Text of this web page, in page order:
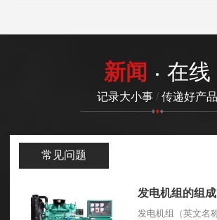
新闻 在线
记录大小事 / 传递好产品
常见问题
发电机组的组成